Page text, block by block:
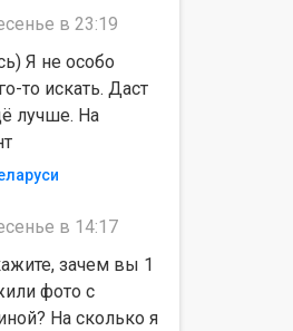
в 23:19
Я не особо
то искать. Даст
лучше. На
в 14:17
зачем вы 1
фото с
На сколько я